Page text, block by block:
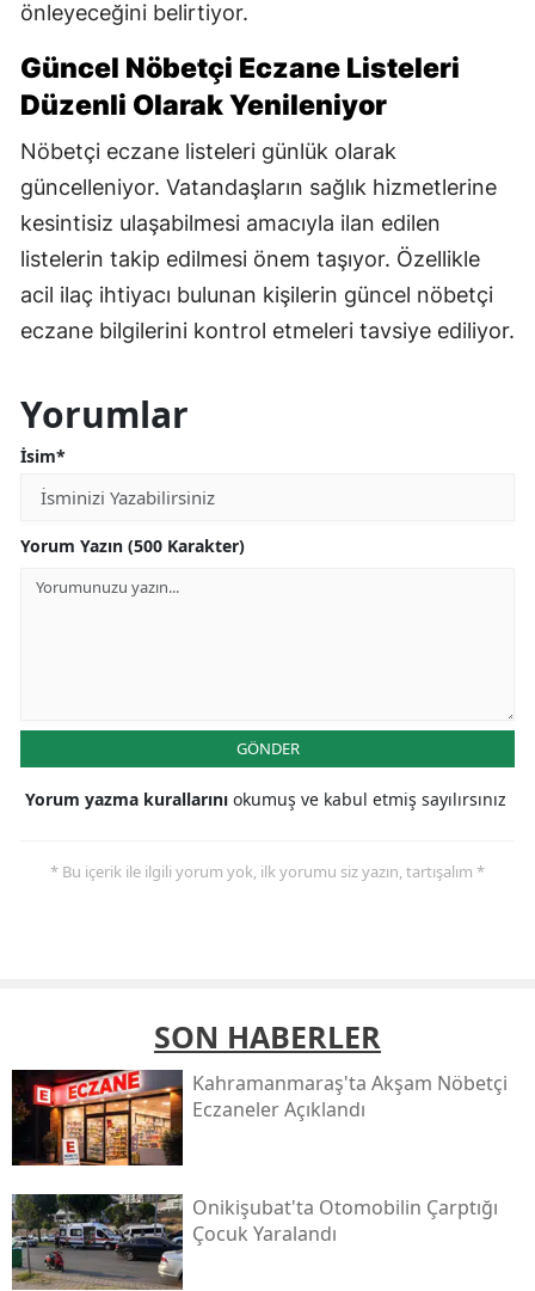
önleyeceğini belirtiyor.
Güncel Nöbetçi Eczane Listeleri
Düzenli Olarak Yenileniyor
Nöbetçi eczane listeleri günlük olarak
güncelleniyor. Vatandaşların sağlık hizmetlerine
kesintisiz ulaşabilmesi amacıyla ilan edilen
listelerin takip edilmesi önem taşıyor. Özellikle
acil ilaç ihtiyacı bulunan kişilerin güncel nöbetçi
eczane bilgilerini kontrol etmeleri tavsiye ediliyor.
Yorumlar
İsim*
Yorum Yazın (500 Karakter)
GÖNDER
Yorum yazma kurallarını okumuş ve kabul etmiş sayılırsınız
* Bu içerik ile ilgili yorum yok, ilk yorumu siz yazın, tartışalım *
SON HABERLER
Kahramanmaraş'ta Akşam Nöbetçi
Eczaneler Açıklandı
Onikişubat'ta Otomobilin Çarptığı
Çocuk Yaralandı